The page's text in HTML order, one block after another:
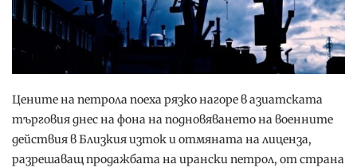
Цените на петрола поеха рязко нагоре в азиатската
търговия днес на фона на подновяването на военните
действия в Близкия изток и отмяната на лиценза,
разрешаващ продажбата на ирански петрол, от страна